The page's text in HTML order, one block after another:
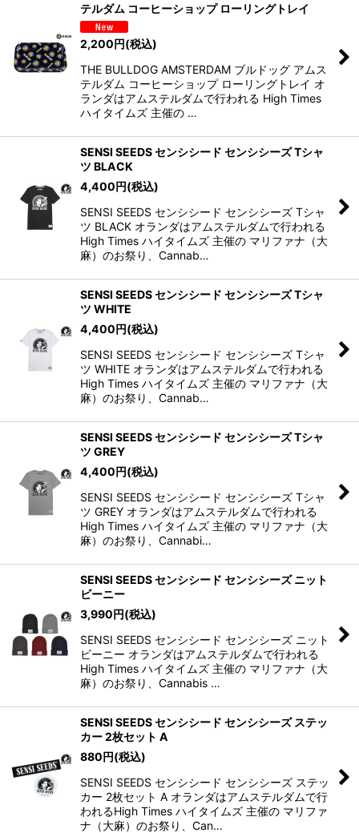
テルダム コーヒーショップ ローリングトレイ
2,200円(税込)
THE BULLDOG AMSTERDAM ブルドッグ アムス
テルダム コーヒーショップ ローリングトレイ オ
ランダはアムステルダムで行われる High Times
ハイタイムズ 主催の …
SENSI SEEDS センシシード センシシーズ Tシャ
ツ BLACK
4,400円(税込)
SENSI SEEDS センシシード センシシーズ Tシャ
ツ BLACK オランダはアムステルダムで行われる
High Times ハイタイムズ 主催の マリファナ（大
麻）のお祭り、Cannab…
SENSI SEEDS センシシード センシシーズ Tシャ
ツ WHITE
4,400円(税込)
SENSI SEEDS センシシード センシシーズ Tシャ
ツ WHITE オランダはアムステルダムで行われる
High Times ハイタイムズ 主催の マリファナ（大
麻）のお祭り、Cannab…
SENSI SEEDS センシシード センシシーズ Tシャ
ツ GREY
4,400円(税込)
SENSI SEEDS センシシード センシシーズ Tシャ
ツ GREY オランダはアムステルダムで行われる
High Times ハイタイムズ 主催の マリファナ（大
麻）のお祭り、Cannabi…
SENSI SEEDS センシシード センシシーズ ニット
ビーニー
3,990円(税込)
SENSI SEEDS センシシード センシシーズ ニット
ビーニー オランダはアムステルダムで行われる
High Times ハイタイムズ 主催の マリファナ（大
麻）のお祭り、Cannabis …
SENSI SEEDS センシシード センシシーズ ステッ
カー 2枚セット A
880円(税込)
SENSI SEEDS センシシード センシシーズ ステッ
カー 2枚セット A オランダはアムステルダムで行
われるHigh Times ハイタイムズ 主催の マリファ
ナ（大麻）のお祭り、Can…